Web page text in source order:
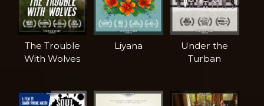
The Trouble
With Wolves
Liyana
Under the
Turban